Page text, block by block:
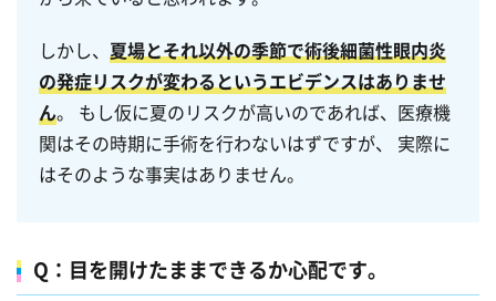
しかし、 夏場とそれ以外の季節で術後細菌性眼内炎
の発症リスクが変わるというエビデンスはありませ
ん。 もし仮に夏のリスクが高いのであれば、医療機
関はその時期に手術を行わないはずですが、 実際に
はそのような事実はありません。
Q：目を開けたままできるか心配です。